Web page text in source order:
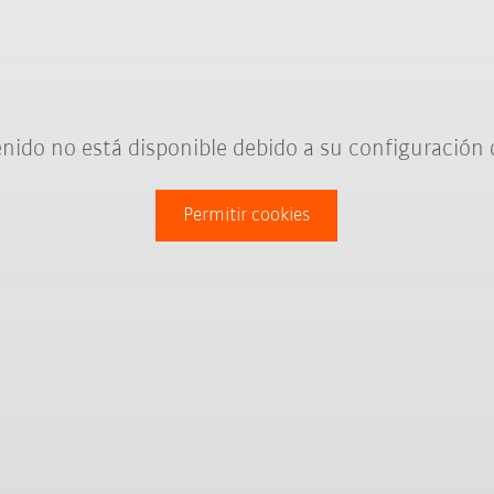
no está disponible debido a su configuración
Permitir cookies